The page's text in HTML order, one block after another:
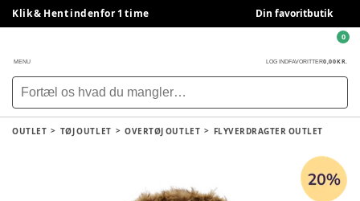
Klik & Hent indenfor 1 time Din favoritbutik
MENU LOG INDFAVORITTER0,00 KR.
0
OUTLET TØJ OUTLET OVERTØJ OUTLET FLYVERDRAGTER OUTLET